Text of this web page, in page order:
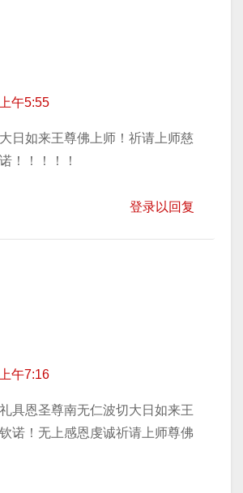
午5:55
日如来王尊佛上师！祈请上师慈
！！！！！
登录以回复
午7:16
具恩圣尊南无仁波切大日如来王
诺！无上感恩虔诚祈请上师尊佛